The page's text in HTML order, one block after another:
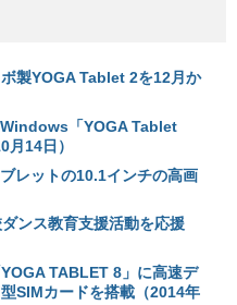
製YOGA Tablet 2を12月か
「YOGA Tablet
14日）
レットの10.1インチの高画
ンス教育支援活動を応援
TABLET 8」に高速デ
SIMカードを搭載（2014年